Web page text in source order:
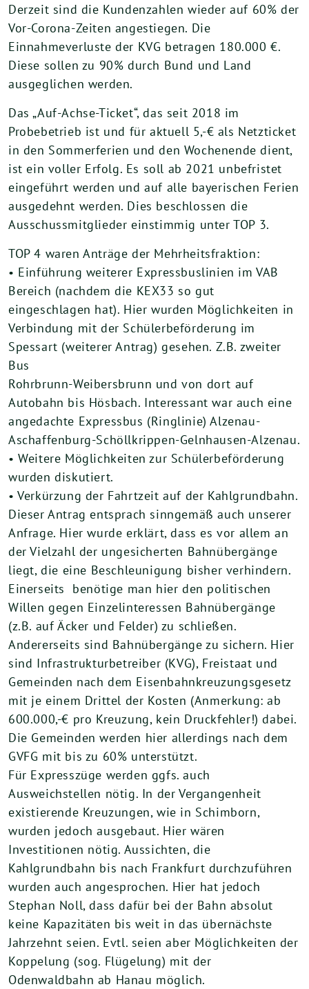
Derzeit sind die Kundenzahlen wieder auf 60% der
Vor-Corona-Zeiten angestiegen. Die
Einnahmeverluste der KVG betragen 180.000 €.
Diese sollen zu 90% durch Bund und Land
ausgeglichen werden.
Das „Auf-Achse-Ticket“, das seit 2018 im
Probebetrieb ist und für aktuell 5,-€ als Netzticket
in den Sommerferien und den Wochenende dient,
ist ein voller Erfolg. Es soll ab 2021 unbefristet
eingeführt werden und auf alle bayerischen Ferien
ausgedehnt werden. Dies beschlossen die
Ausschussmitglieder einstimmig unter TOP 3.
TOP 4 waren Anträge der Mehrheitsfraktion:
• Einführung weiterer Expressbuslinien im VAB
Bereich (nachdem die KEX33 so gut
eingeschlagen hat). Hier wurden Möglichkeiten in
Verbindung mit der Schülerbeförderung im
Spessart (weiterer Antrag) gesehen. Z.B. zweiter
Bus
Rohrbrunn-Weibersbrunn und von dort auf
Autobahn bis Hösbach. Interessant war auch eine
angedachte Expressbus (Ringlinie) Alzenau-
Aschaffenburg-Schöllkrippen-Gelnhausen-Alzenau.
• Weitere Möglichkeiten zur Schülerbeförderung
wurden diskutiert.
• Verkürzung der Fahrtzeit auf der Kahlgrundbahn.
Dieser Antrag entsprach sinngemäß auch unserer
Anfrage. Hier wurde erklärt, dass es vor allem an
der Vielzahl der ungesicherten Bahnübergänge
liegt, die eine Beschleunigung bisher verhindern.
Einerseits benötige man hier den politischen
Willen gegen Einzelinteressen Bahnübergänge
(z.B. auf Äcker und Felder) zu schließen.
Andererseits sind Bahnübergänge zu sichern. Hier
sind Infrastrukturbetreiber (KVG), Freistaat und
Gemeinden nach dem Eisenbahnkreuzungsgesetz
mit je einem Drittel der Kosten (Anmerkung: ab
600.000,-€ pro Kreuzung, kein Druckfehler!) dabei.
Die Gemeinden werden hier allerdings nach dem
GVFG mit bis zu 60% unterstützt.
Für Expresszüge werden ggfs. auch
Ausweichstellen nötig. In der Vergangenheit
existierende Kreuzungen, wie in Schimborn,
wurden jedoch ausgebaut. Hier wären
Investitionen nötig. Aussichten, die
Kahlgrundbahn bis nach Frankfurt durchzuführen
wurden auch angesprochen. Hier hat jedoch
Stephan Noll, dass dafür bei der Bahn absolut
keine Kapazitäten bis weit in das übernächste
Jahrzehnt seien. Evtl. seien aber Möglichkeiten der
Koppelung (sog. Flügelung) mit der
Odenwaldbahn ab Hanau möglich.